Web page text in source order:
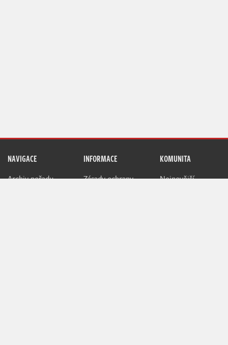
NAVIGACE
Archiv pořadu
INFORMACE
Zásady ochrany
KOMUNITA
Nejnovější